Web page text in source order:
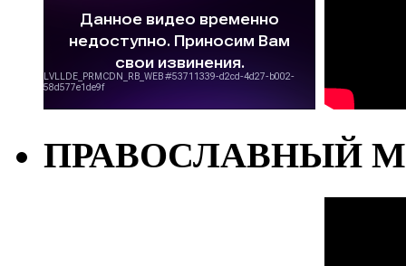
ПРАВОСЛАВНЫЙ